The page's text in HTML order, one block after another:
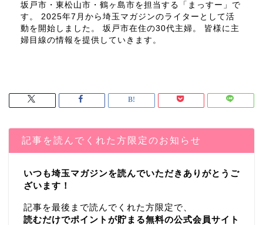
坂戸市・東松山市・鶴ヶ島市を担当する「まっすー」で
す。 2025年7月から埼玉マガジンのライターとして活
動を開始しました。 坂戸市在住の30代主婦。 皆様に主
婦目線の情報を提供していきます。
記事を読んでくれた方限定のお知らせ
いつも埼玉マガジンを読んでいただきありがとうご
ざいます！
記事を最後まで読んでくれた方限定で、
読むだけでポイントが貯まる無料の公式会員サイト